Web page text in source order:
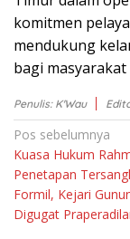
kоmіtmеn
mеndukung
bagi
Penulis: K'Wau
Navigasi
pos
Pos sebelumnya
Kuasa Hukum
Penetapan
Formil, Kejari
Digugat